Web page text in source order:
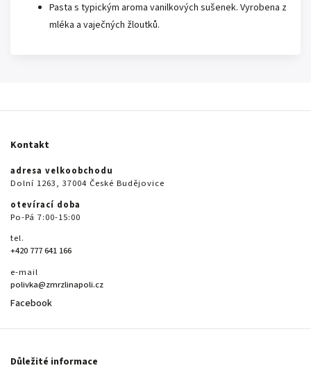
Pasta s typickým aroma vanilkových sušenek. Vyrobena z
mléka a vaječných žloutků.
Kontakt
adresa velkoobchodu
Dolní 1263, 37004 České Budějovice
otevírací doba
Po-Pá 7:00-15:00
tel.
+420 777 641 166
e-mail
polivka@zmrzlinapoli.cz
Facebook
Důležité informace